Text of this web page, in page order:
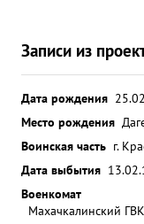
Записи из
Дата рождения
Место рождения
Воинская часть г.
Дата выбытия
Военкомат
Махачкалинский